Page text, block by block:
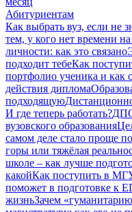
Абитуриентам
Как выбрать вуз, если не
тем, у кого нет времени
личности: как это связано
подходит тебеКак
портфолио ученика и как
действия диплома
подходящую
И где теперь работать?
вузовского образования
самом деле стало проще
горы или тяжёлая
школе – как лучше
какойКак поступить в
поможет в подготовке к
жизньЗачем